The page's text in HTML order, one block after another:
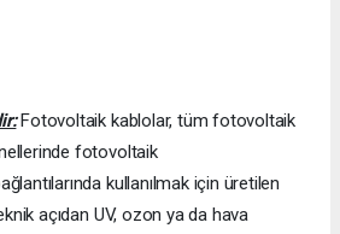
Fotovoltaik kablolar, tüm fotovoltaik
fotovoltaik
kullanılmak için üretilen
açıdan UV, ozon ya da hava